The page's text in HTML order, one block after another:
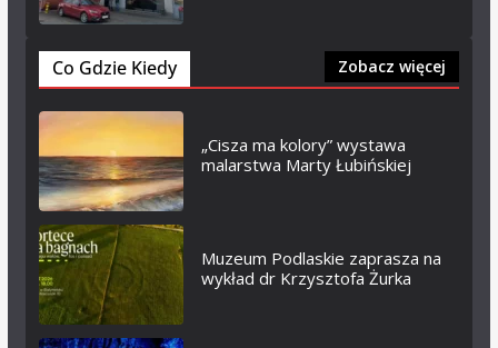
Co Gdzie Kiedy Zobacz więcej
„Cisza ma kolory” wystawa
malarstwa Marty Łubińskiej
Muzeum Podlaskie zaprasza na
wykład dr Krzysztofa Żurka